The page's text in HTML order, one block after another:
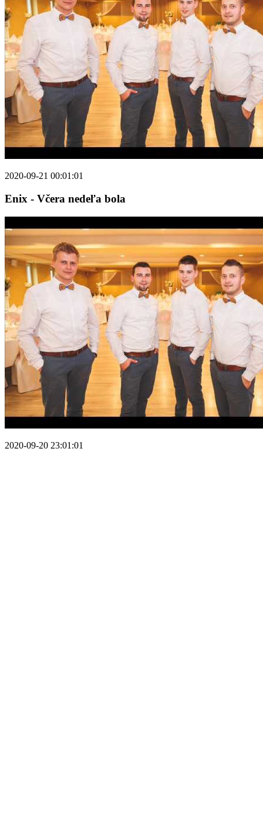
2020-09-21 00:01:01
Enix - Včera nedeľa bola
2020-09-20 23:01:01